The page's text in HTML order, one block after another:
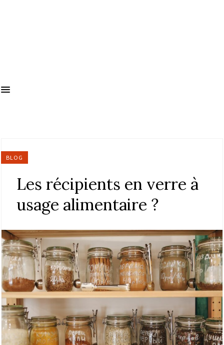
BLOG
Les récipients en verre à
usage alimentaire ?